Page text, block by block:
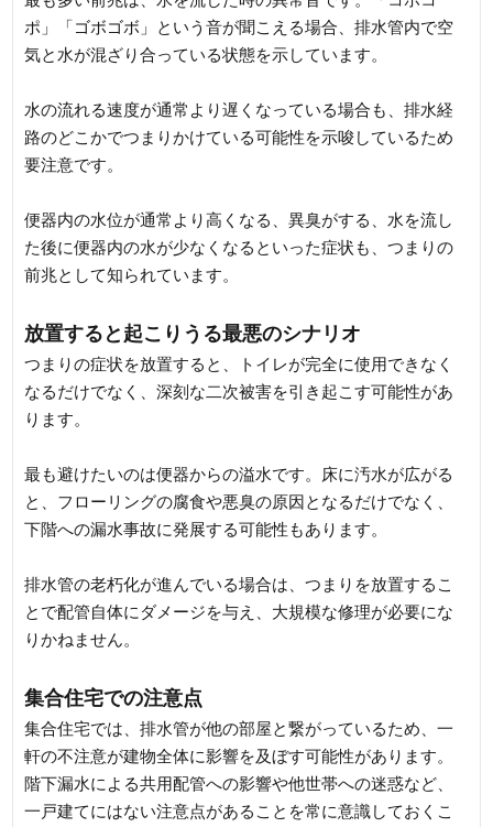
ポ」「ゴボゴボ」という音が聞こえる場合、排水管内で空
気と水が混ざり合っている状態を示しています。
水の流れる速度が通常より遅くなっている場合も、排水経
路のどこかでつまりかけている可能性を示唆しているため
要注意です。
便器内の水位が通常より高くなる、異臭がする、水を流し
た後に便器内の水が少なくなるといった症状も、つまりの
前兆として知られています。
放置すると起こりうる最悪のシナリオ
つまりの症状を放置すると、トイレが完全に使用できなく
なるだけでなく、深刻な二次被害を引き起こす可能性があ
ります。
最も避けたいのは便器からの溢水です。床に汚水が広がる
と、フローリングの腐食や悪臭の原因となるだけでなく、
下階への漏水事故に発展する可能性もあります。
排水管の老朽化が進んでいる場合は、つまりを放置するこ
とで配管自体にダメージを与え、大規模な修理が必要にな
りかねません。
集合住宅での注意点
集合住宅では、排水管が他の部屋と繋がっているため、一
軒の不注意が建物全体に影響を及ぼす可能性があります。
階下漏水による共用配管への影響や他世帯への迷惑など、
一戸建てにはない注意点があることを常に意識しておくこ